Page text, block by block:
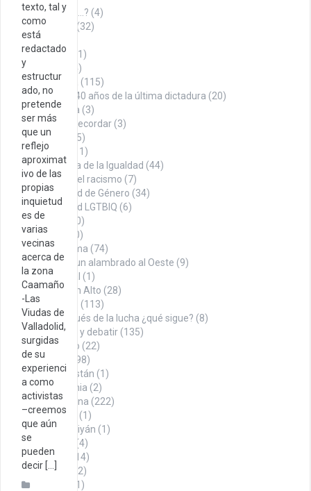
texto, tal y
como
está
redactado
y
estructur
ado, no
pretende
ser más
que un
reflejo
aproximat
ivo de las
propias
inquietud
es de
varias
vecinas
acerca de
la zona
Caamaño
-Las
Viudas de
Valladolid,
surgidas
de su
experienci
a como
activistas
–creemos
que aún
se
pueden
decir […]
¿Sabías que…? (4)
Aniversario
(32)
Armenia
Cita del día
(1)
Cultura
(144)
Historia
(115)
A 40 años de la última dictadura (20)
La Roca (3)
Datos para recordar (3)
Denuncia
(75)
Economía
(11)
En búsqueda de la Igualdad (44)
Contra el racismo (7)
Igualdad de Género (34)
Igualdad LGTBIQ (6)
Noticias
(100)
Opinión
(260)
Con firma (74)
Desde un alambrado al Oeste (9)
Editorial (1)
Puño en Alto (28)
(113)
Y después de la lucha ¿qué sigue? (8)
Para pensar y debatir (135)
Sindicalismo (22)
Territorio
(498)
Afganistán (1)
Alemania (2)
Argentina (222)
Austria
(1)
Azerbaiyán (1)
(4)
Brasil
(14)
Chile
(12)
(1)